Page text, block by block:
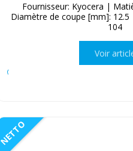
Fournisseur: Kyocera |
Diamètre de coupe [mm]:
104
Voir
NETTO